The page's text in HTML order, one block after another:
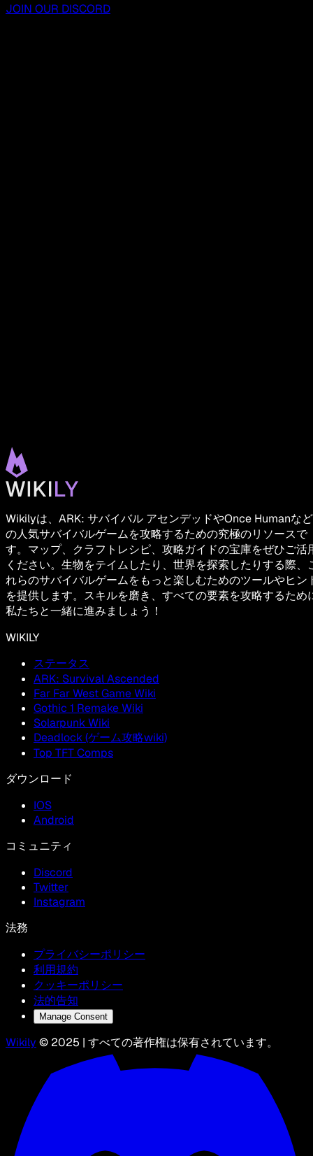
JOIN OUR DISCORD
Wikilyは、ARK: サバイバル アセンデッドやOnce Humanなど
の人気サバイバルゲームを攻略するための究極のリソースで
す。マップ、クラフトレシピ、攻略ガイドの宝庫をぜひご活
ください。生物をテイムしたり、世界を探索したりする際、
れらのサバイバルゲームをもっと楽しむためのツールやヒン
を提供します。スキルを磨き、すべての要素を攻略するため
私たちと一緒に進みましょう！
WIKILY
ステータス
ARK: Survival Ascended
Far Far West Game Wiki
Gothic 1 Remake Wiki
Solarpunk Wiki
Deadlock (ゲーム攻略wiki)
Top TFT Comps
ダウンロード
IOS
Android
コミュニティ
Discord
Twitter
Instagram
法務
プライバシーポリシー
利用規約
クッキーポリシー
法的告知
Manage Consent
Wikily © 2025 | すべての著作権は保有されています。